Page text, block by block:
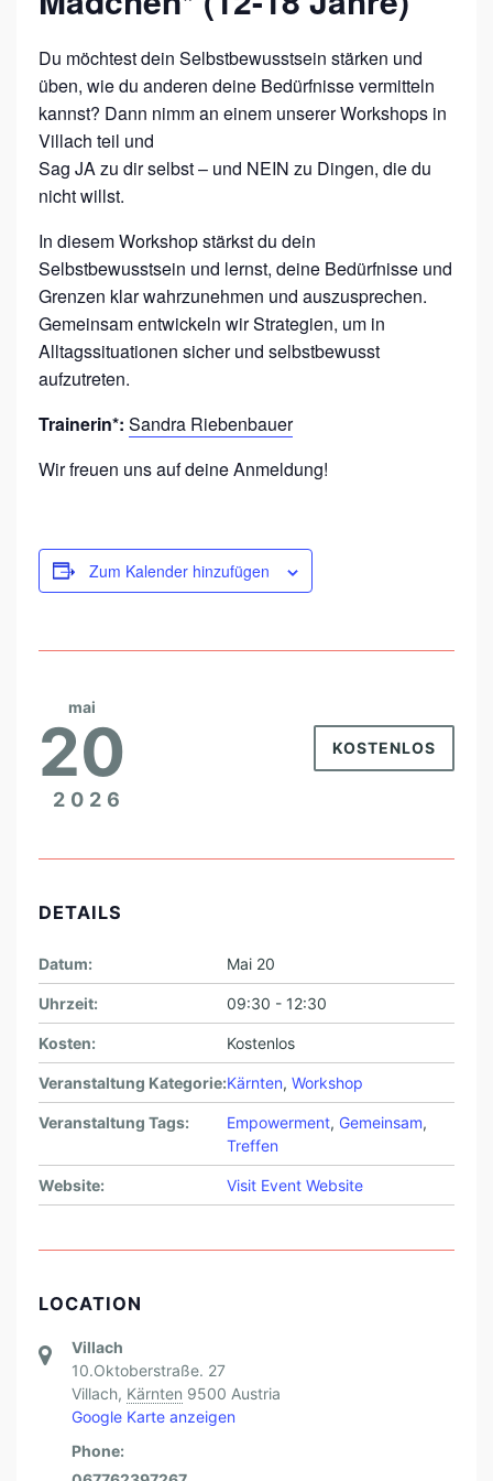
S
A
C
H
E
N
,
D
I
E
D
U
N
H
T
I
L
S
T
Du möchtest dein Selbstbewusstsein stärken und
üben, wie du anderen deine Bedürfnisse vermitteln
kannst? Dann nimm an einem unserer Workshops in
Villach teil und
Sag JA zu dir selbst – und NEIN zu Dingen, die du
nicht willst.
In diesem Workshop stärkst du dein
Selbstbewusstsein und lernst, deine Bedürfnisse und
Grenzen klar wahrzunehmen und auszusprechen.
Gemeinsam entwickeln wir Strategien, um in
Alltagssituationen sicher und selbstbewusst
aufzutreten.
Trainerin*: Sandra Riebenbauer
Wir freuen uns auf deine Anmeldung!
Zum Kalender hinzufügen
mai
20
2026
KOSTENLOS
DETAILS
Datum: Mai 20
Uhrzeit: 09:30 - 12:30
Kosten: Kostenlos
Veranstaltung Kategorie:Kärnten, Workshop
Veranstaltung Tags: Empowerment, Gemeinsam,
Treffen
Website: Visit Event Website
LOCATION
Villach
10.Oktoberstraße. 27
Villach, Kärnten 9500 Austria
Google Karte anzeigen
Phone: